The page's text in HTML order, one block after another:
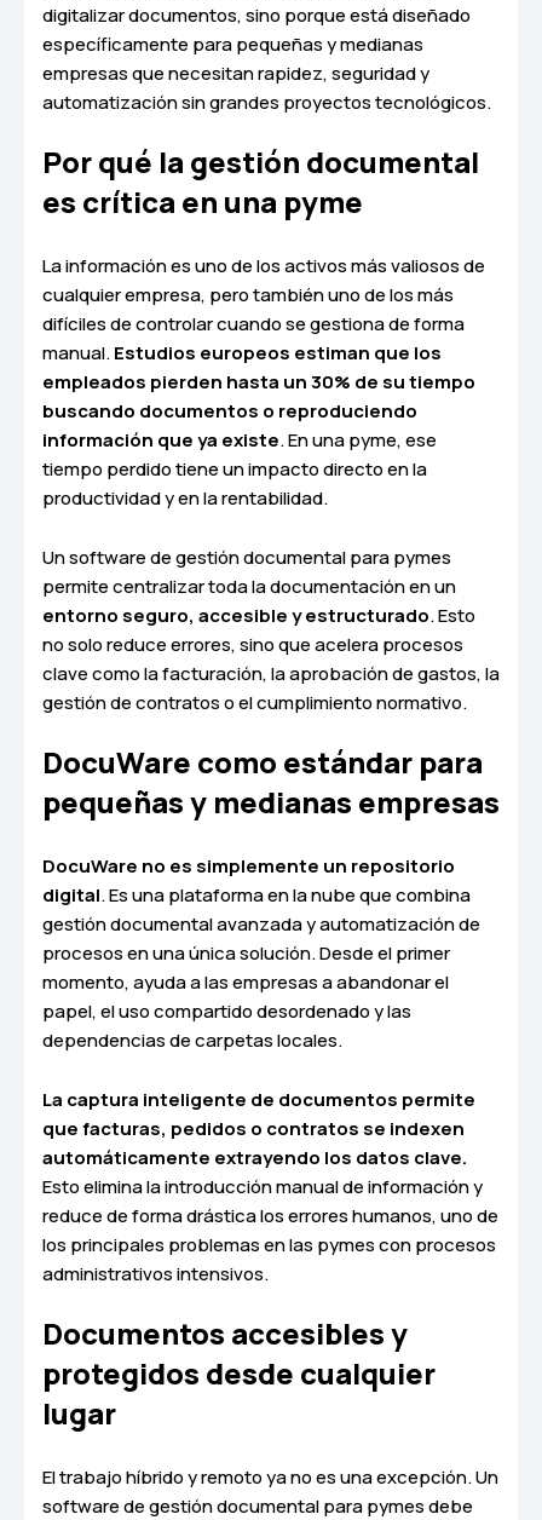
digitalizar documentos, sino porque está diseñado
específicamente para pequeñas y medianas
empresas que necesitan rapidez, seguridad y
automatización sin grandes proyectos tecnológicos.
Por qué la gestión documental
es crítica en una pyme
La información es uno de los activos más valiosos de
cualquier empresa, pero también uno de los más
difíciles de controlar cuando se gestiona de forma
manual.Estudios europeos estiman que los
empleados pierden hasta un 30% de su tiempo
buscando documentos o reproduciendo
información que ya existe. En una pyme, ese
tiempo perdido tiene un impacto directo en la
productividad y en la rentabilidad.
Un software de gestión documental para pymes
permite centralizar toda la documentación en un
entorno seguro, accesible y estructurado. Esto
no solo reduce errores, sino que acelera procesos
clave como la facturación, la aprobación de gastos, la
gestión de contratos o el cumplimiento normativo.
DocuWare como estándar para
pequeñas y medianas empresas
DocuWare no es simplemente un repositorio
digital. Es una plataforma en la nube que combina
gestión documental avanzada y automatización de
procesos en una única solución. Desde el primer
momento, ayuda a las empresas a abandonar el
papel, el uso compartido desordenado y las
dependencias de carpetas locales.
La captura inteligente de documentos permite
que facturas, pedidos o contratos se indexen
automáticamente extrayendo los datos clave.
Esto elimina la introducción manual de información y
reduce de forma drástica los errores humanos, uno de
los principales problemas en las pymes con procesos
administrativos intensivos.
Documentos accesibles y
protegidos desde cualquier
lugar
El trabajo híbrido y remoto ya no es una excepción. Un
software de gestión documental para pymes debe